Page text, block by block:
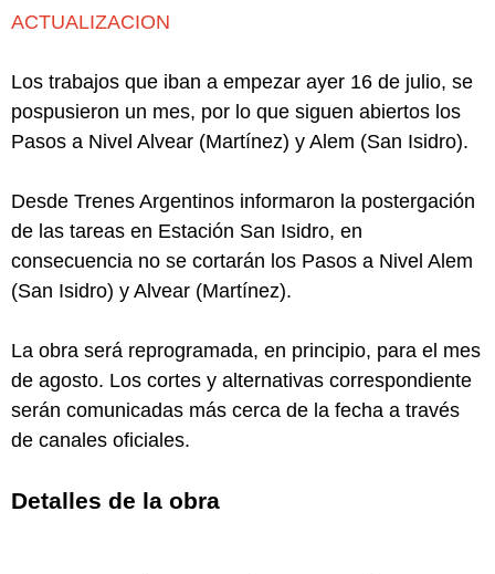
ACTUALIZACION
Los trabajos que iban a empezar ayer 16 de julio, se
pospusieron un mes, por lo que siguen abiertos los
Pasos a Nivel Alvear (Martínez) y Alem (San Isidro).
Desde Trenes Argentinos informaron la postergación
de las tareas en Estación San Isidro, en
consecuencia no se cortarán los Pasos a Nivel Alem
(San Isidro) y Alvear (Martínez).
La obra será reprogramada, en principio, para el mes
de agosto. Los cortes y alternativas correspondiente
serán comunicadas más cerca de la fecha a través
de canales oficiales.
Detalles de la obra